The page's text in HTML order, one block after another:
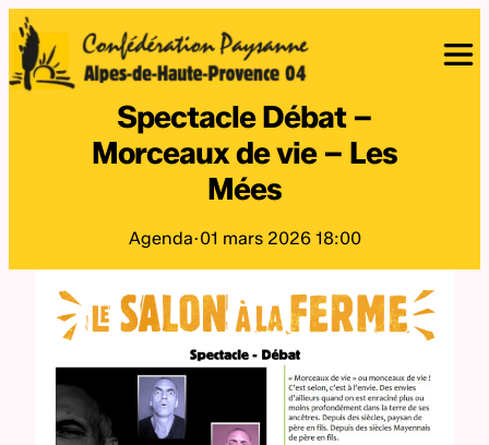
Spectacle Débat –
Morceaux de vie – Les
Mées
Agenda·01 mars 2026 18:00